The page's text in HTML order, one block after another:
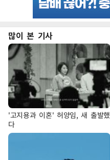
많이 본 기사
'고지용과 이혼' 허양임, 새 출발했
다